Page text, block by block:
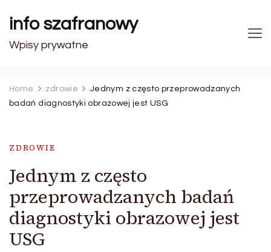
info szafranowy
Wpisy prywatne
Home zdrowie
Jednym z często przeprowadzanych
badań diagnostyki obrazowej jest USG
ZDROWIE
Jednym z często
przeprowadzanych badań
diagnostyki obrazowej jest
USG